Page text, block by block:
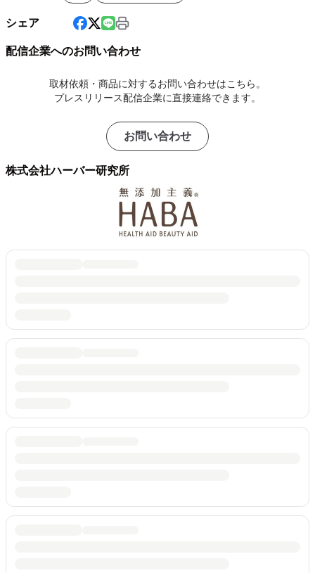
シェア
配信企業へのお問い合わせ
取材依頼・商品に対するお問い合わせはこちら。
プレスリリース配信企業に直接連絡できます。
お問い合わせ
株式会社ハーバー研究所